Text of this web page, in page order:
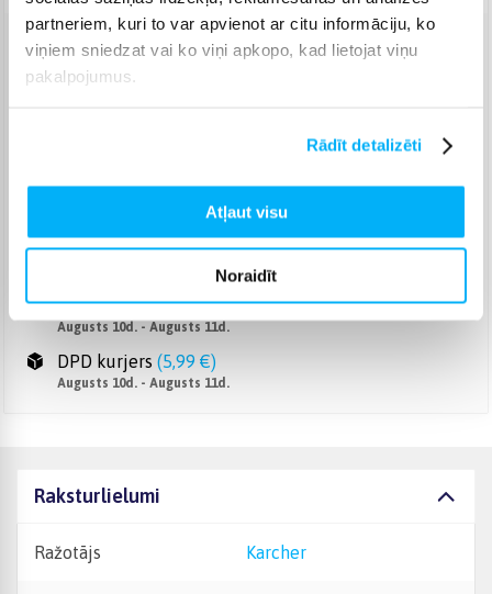
partneriem, kuri to var apvienot ar citu informāciju, ko
viņiem sniedzat vai ko viņi apkopo, kad lietojat viņu
pakalpojumus.
Rādīt detalizēti
Atļaut visu
Noraidīt
Venipak pakomāts ( 2,99 €)
Augusts 10d. - Augusts 11d.
Apmaksā pilnu summu skaidrā naudā piegādes brīdī.
Omniva pakomāts (3,99 €)
Augusts 10d. - Augusts 11d.
Smartposti pakomāts (2,99 €)
Augusts 10d. - Augusts 11d.
DPD pakomāts (4,99 €)
Augusts 10d. - Augusts 11d.
DPD kurjers (5,99 €)
Augusts 10d. - Augusts 11d.
Raksturlielumi
Ražotājs Karcher